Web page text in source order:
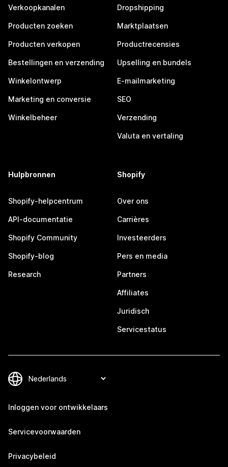
Verkoopkanalen
Producten zoeken
Producten verkopen
Bestellingen en verzending
Winkelontwerp
Marketing en conversie
Winkelbeheer
Dropshipping
Marktplaatsen
Productrecensies
Upselling en bundels
E-mailmarketing
SEO
Verzending
Valuta en vertaling
Hulpbronnen
Shopify-helpcentrum
API-documentatie
Shopify Community
Shopify-blog
Research
Shopify
Over ons
Carrières
Investeerders
Pers en media
Partners
Affiliates
Juridisch
Servicestatus
Inloggen voor ontwikkelaars
Servicevoorwaarden
Privacybeleid